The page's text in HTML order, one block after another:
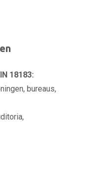
18183:
bureaus,